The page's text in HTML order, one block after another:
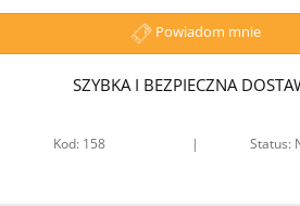
Powiadom mnie
SZYBKA I BEZPIECZNA
Kod: 158 | Status: